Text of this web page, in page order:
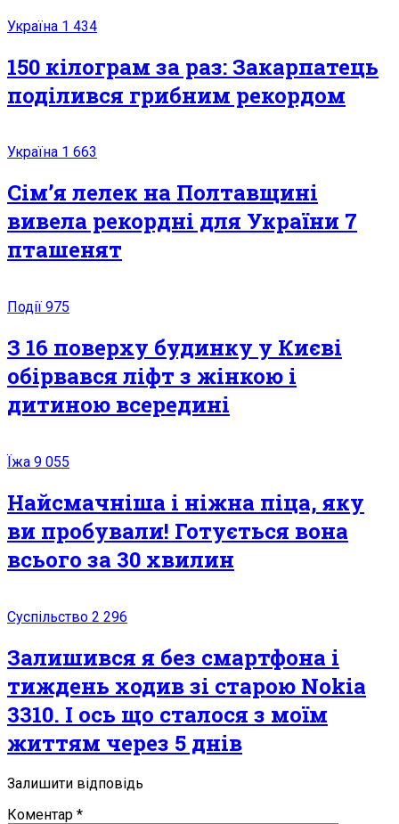
Україна 1 434
150 кілограм за раз: Закарпатець
поділився грибним рекордом
Україна 1 663
Сім’я лелек на Полтавщині
вивела рекордні для України 7
пташенят
Події 975
З 16 поверху будинку у Києві
обірвався ліфт з жінкою і
дитиною всередині
Їжа 9 055
Найсмачніша і ніжна піца, яку
ви пробували! Готується вона
всього за 30 хвилин
Суспільство 2 296
Залишився я без смартфона і
тиждень ходив зі старою Nokia
3310. І ось що сталося з моїм
життям через 5 днів
Залишити відповідь
Коментар *